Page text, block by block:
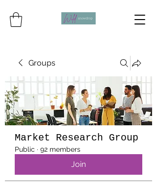
Groups
Market Research Group
Public · 92 members
Join